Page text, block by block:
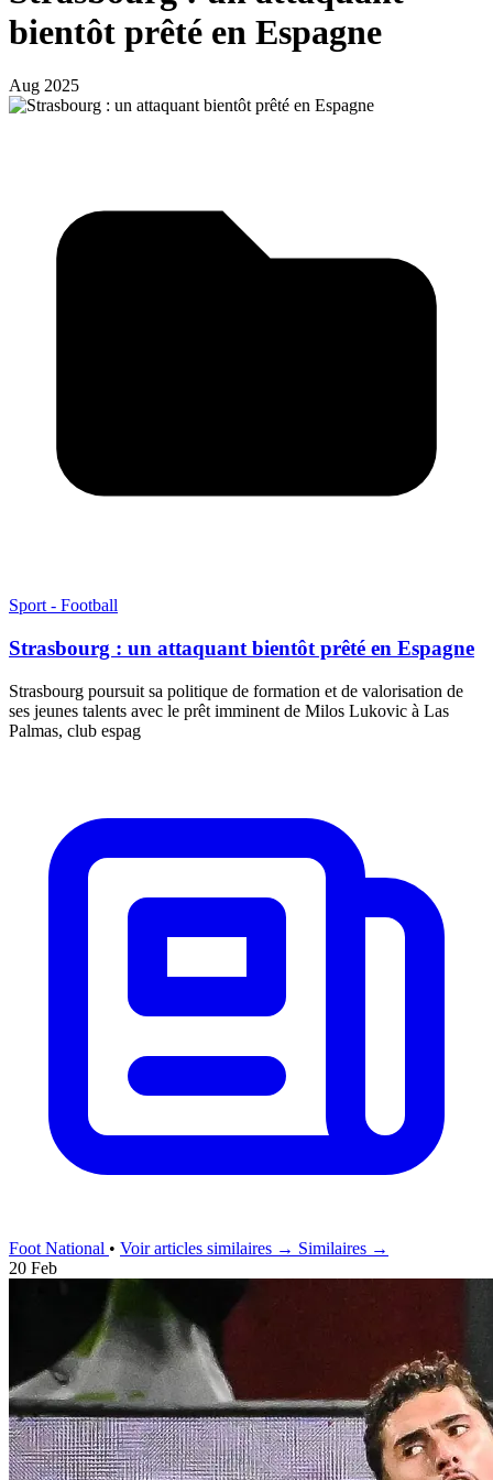
bientôt prêté en Espagne
Aug 2025
Sport - Football
Strasbourg : un attaquant bientôt prêté en Espagne
Strasbourg poursuit sa politique de formation et de valorisation de
ses jeunes talents avec le prêt imminent de Milos Lukovic à Las
Palmas, club espag
Foot National • Voir articles similaires → Similaires →
20 Feb